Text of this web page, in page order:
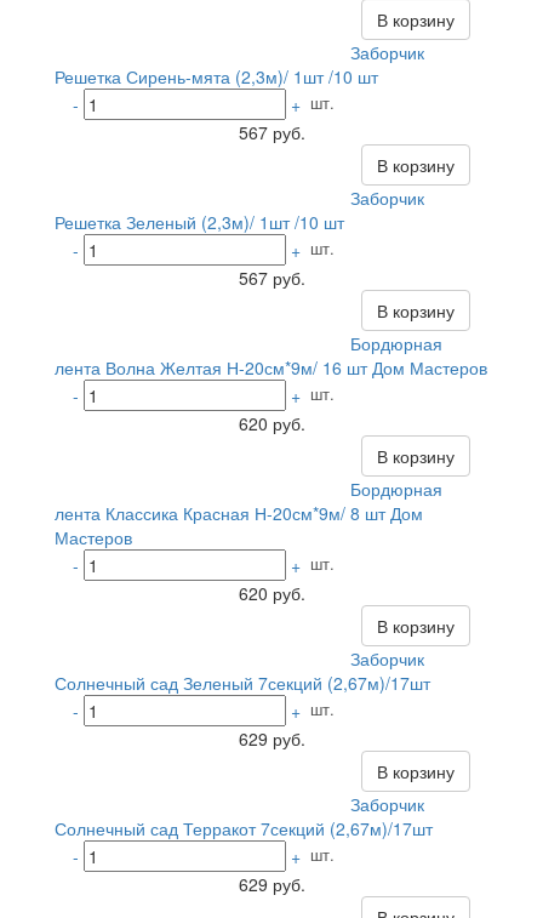
В корзину
Заборчик
Решетка Сирень-мята (2,3м)/ 1шт /10 шт
-
+ шт.
567 руб.
В корзину
Заборчик
Решетка Зеленый (2,3м)/ 1шт /10 шт
-
+ шт.
567 руб.
В корзину
Бордюрная
лента Волна Желтая Н-20см*9м/ 16 шт Дом Мастеров
-
+ шт.
620 руб.
В корзину
Бордюрная
лента Классика Красная Н-20см*9м/ 8 шт Дом
Мастеров
-
+ шт.
620 руб.
В корзину
Заборчик
Солнечный сад Зеленый 7секций (2,67м)/17шт
-
+ шт.
629 руб.
В корзину
Заборчик
Солнечный сад Терракот 7секций (2,67м)/17шт
-
+ шт.
629 руб.